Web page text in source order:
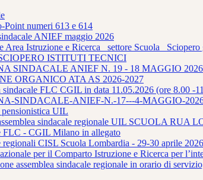
Point numeri 613 e 614
ANIEF maggio 2026
Area Istruzione e Ricerca_ settore Scuola_
ISTITUTI TECNICI
SINDACALE ANIEF N. 19 - 18 MAGGIO 2026
ORGANICO ATA AS 2026-2027
sindacale FLC CGIL in data 11.05.2026 (ore 8.00 -
SINDACALE-ANIEF-N.-17---4-MAGGIO-
pensionistica UIL
sindacale regionale UIL SCUOLA RUA
FLC - CGIL Milano in allegato
regionali CISL Scuola Lombardia - 29-30 aprile 2026
per il Comparto Istruzione e Ricerca per
assemblea sindacale regionale in orario di